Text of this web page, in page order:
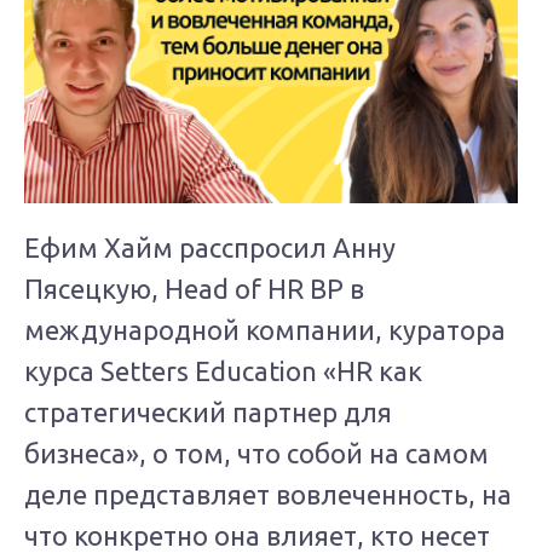
Ефим Хайм расспросил Анну
Пясецкую, Head of HR BP в
международной компании, куратора
курса Setters Education «HR как
стратегический партнер для
бизнеса», о том, что собой на самом
деле представляет вовлеченность, на
что конкретно она влияет, кто несет